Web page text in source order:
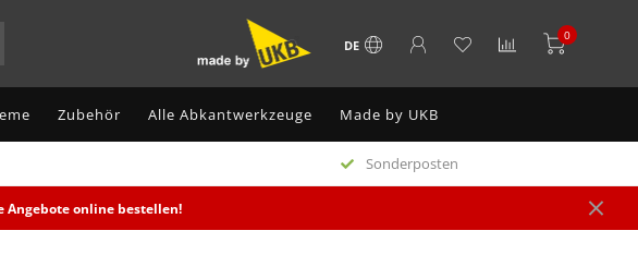
DE
0
Zubehör Alle Abkantwerkzeuge Made by UKB
Sonderposten
Angebote online bestellen!